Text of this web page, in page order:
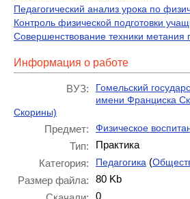
Педагогический анализ урока по
Контроль физической подготовки
Совершенствование техники метания
Информация о работе
ВУЗ:
Гомельский
имени Франциска
Скорины)
Предмет: Физическое
Тип:
Практика
Категория:
Педагогика (
Размер файла:
80 Kb
0